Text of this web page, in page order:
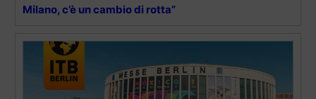
Milano, c’è un cambio di rotta”